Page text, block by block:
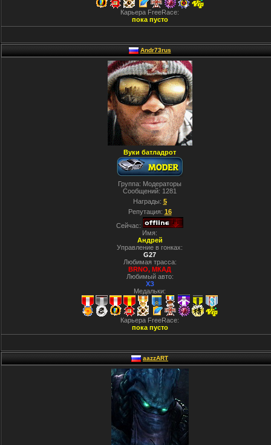
Карьера FreeRace:
пока пусто
Andr73rus
Вуки батладрот
Группа: Модераторы
Сообщений: 1281
Награды: 5
Репутация: 16
Сейчас:
Имя:
Андрей
Управление в гонках:
G27
Любимая трасса:
BRNO, МКАД
Любимый авто:
ХЗ
Медальки:
Карьера FreeRace:
пока пусто
aazzART